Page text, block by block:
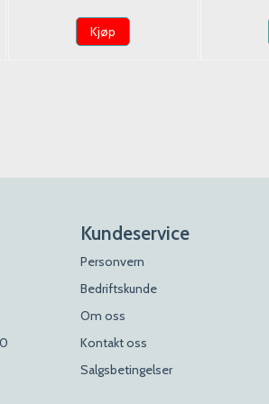
Kjøp
Kundeservice
Personvern
Bedriftskunde
Om oss
Kontakt oss
Salgsbetingelser